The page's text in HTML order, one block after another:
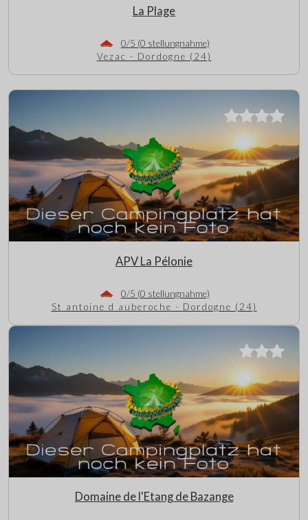
La Plage
0/5 (0 stellungnahme)
Vezac - Dordogne (24)
APV La Pélonie
0/5 (0 stellungnahme)
St antoine d auberoche - Dordogne (24)
Domaine de l'Etang de Bazange